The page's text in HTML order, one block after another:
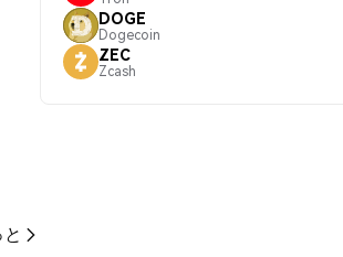
DOGE
Dogecoin
ZEC
Zcash